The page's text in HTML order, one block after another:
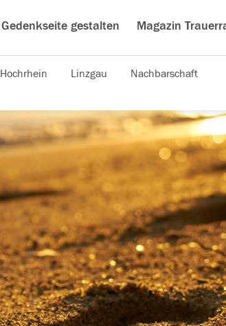
Gedenkseite gestalten Magazin
Hochrhein Linzgau Nachbarschaft